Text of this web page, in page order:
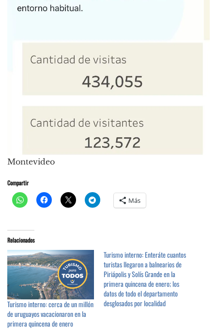
Montevideo
Compartir
Más
Relacionados
Turismo interno: cerca de un millón
de uruguayos vacacionaron en la
primera quincena de enero
Turismo interno: Enteráte cuantos
turistas llegaron a balnearios de
Piriápolis y Solís Grande en la
primera quincena de enero; los
datos de todo el departamento
desglosados por localidad